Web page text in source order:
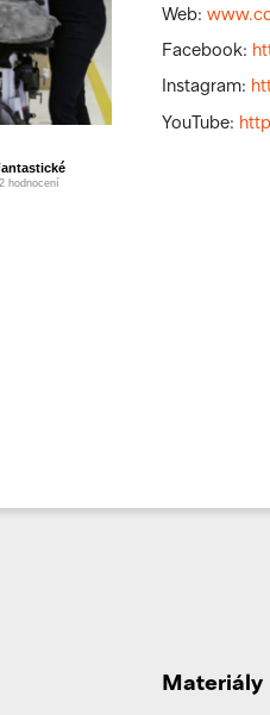
Web:
Facebook:
Instagram:
YouTube:
Materiály